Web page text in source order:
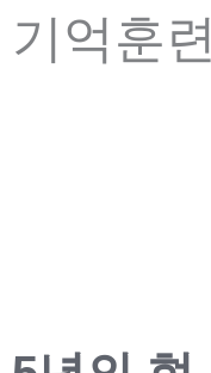
기억훈련